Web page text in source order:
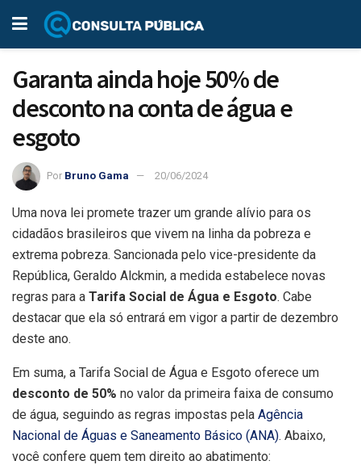
Garanta ainda hoje 50% de
desconto na conta de água e
esgoto
Por Bruno Gama 20/06/2024
Uma nova lei promete trazer um grande alívio para os
cidadãos brasileiros que vivem na linha da pobreza e
extrema pobreza. Sancionada pelo vice-presidente da
República, Geraldo Alckmin, a medida estabelece novas
regras para a Tarifa Social de Água e Esgoto. Cabe
destacar que ela só entrará em vigor a partir de dezembro
deste ano.
Em suma, a Tarifa Social de Água e Esgoto oferece um
desconto de 50% no valor da primeira faixa de consumo
de água, seguindo as regras impostas pela Agência
Nacional de Águas e Saneamento Básico (ANA). Abaixo,
você confere quem tem direito ao abatimento: